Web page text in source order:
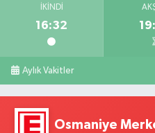
İKINDI
16:32
Aylık Vakitler
Osmaniye